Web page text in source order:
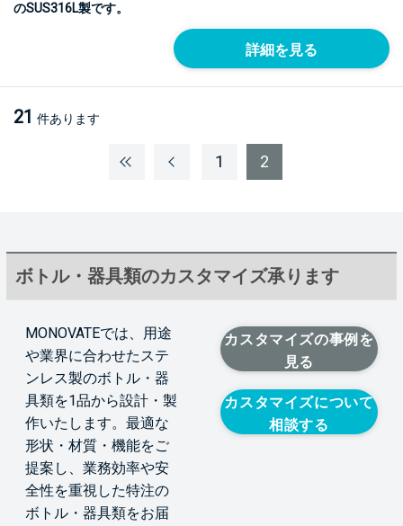
のSUS316L製です。
詳細を見る
21 件あります
1 2
ボトル・器具類のカスタマイズ承ります
MONOVATEでは、用途
や業界に合わせたステ
ンレス製のボトル・器
具類を1品から設計・製
作いたします。最適な
形状・材質・機能をご
提案し、業務効率や安
全性を重視した特注の
ボトル・器具類をお届
カスタマイズの事例を
見る
カスタマイズについて
相談する